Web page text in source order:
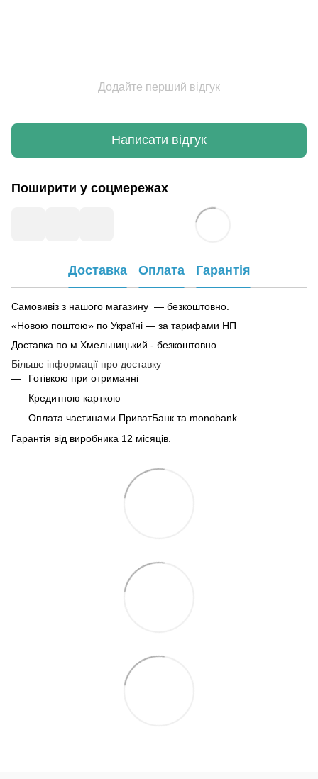
Додайте перший відгук
Написати відгук
Поширити у соцмережах
Доставка Оплата Гарантія
Самовивіз з нашого магазину — безкоштовно.
«Новою поштою» по Україні — за тарифами НП
Доставка по м.Хмельницький - безкоштовно
Більше інформації про доставку
Готівкою при отриманні
Кредитною карткою
Оплата частинами ПриватБанк та monobank
Гарантія від виробника 12 місяців.